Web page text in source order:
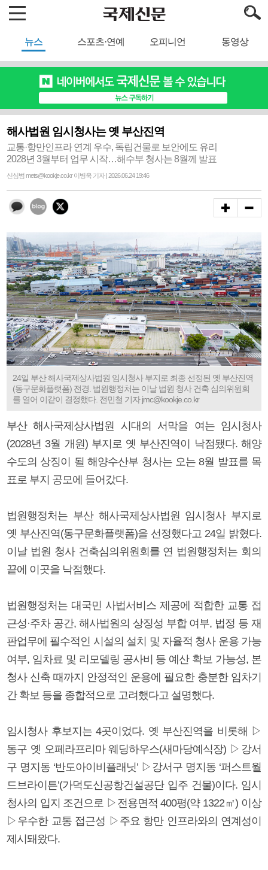
뉴스 스포츠·연예 오피니언 동영상
해사법원 임시청사는 옛 부산진역
교통·항만인프라 연계 우수, 독립건물로 보안에도 유리
2028년 3월부터 업무 시작…해수부 청사는 8월께 발표
신심범 mets@kookje.co.kr 이병욱 기자 | 2026.06.24 19:46
24일 부산 해사국제상사법원 임시청사 부지로 최종 선정된 옛 부산진역
(동구문화플랫폼) 전경. 법원행정처는 이날 법원 청사 건축 심의위원회
를 열어 이같이 결정했다. 전민철 기자 jmc@kookje.co.kr
부산 해사국제상사법원 시대의 서막을 여는 임시청사
(2028년 3월 개원) 부지로 옛 부산진역이 낙점됐다. 해양
수도의 상징이 될 해양수산부 청사는 오는 8월 발표를 목
표로 부지 공모에 들어갔다.
법원행정처는 부산 해사국제상사법원 임시청사 부지로
옛 부산진역(동구문화플랫폼)을 선정했다고 24일 밝혔다.
이날 법원 청사 건축심의위원회를 연 법원행정처는 회의
끝에 이곳을 낙점했다.
법원행정처는 대국민 사법서비스 제공에 적합한 교통 접
근성·주차 공간, 해사법원의 상징성 부합 여부, 법정 등 재
판업무에 필수적인 시설의 설치 및 자율적 청사 운용 가능
여부, 임차료 및 리모델링 공사비 등 예산 확보 가능성, 본
청사 신축 때까지 안정적인 운용에 필요한 충분한 임차기
간 확보 등을 종합적으로 고려했다고 설명했다.
임시청사 후보지는 4곳이었다. 옛 부산진역을 비롯해 ▷
동구 옛 오페라프리마 웨딩하우스(새마당예식장) ▷강서
구 명지동 ‘반도아이비플래닛’ ▷강서구 명지동 ‘퍼스트월
드브라이튼’(가덕도신공항건설공단 입주 건물)이다. 임시
청사의 입지 조건으로 ▷전용면적 400평(약 1322㎡) 이상
▷우수한 교통 접근성 ▷주요 항만 인프라와의 연계성이
제시돼왔다.